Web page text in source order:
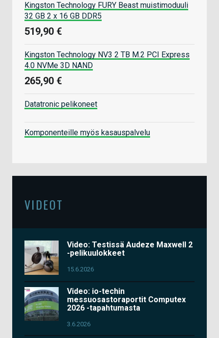
Kingston Technology FURY Beast muistimoduuli
32 GB 2 x 16 GB DDR5
519,90 €
Kingston Technology NV3 2 TB M.2 PCI Express
4.0 NVMe 3D NAND
265,90 €
Datatronic pelikoneet
Komponenteille myös kasauspalvelu
VIDEOT
Video: Testissä Audeze Maxwell 2
-pelikuulokkeet
15.6.2026
Video: io-techin
messuosastoraportit Computex
2026 -tapahtumasta
3.6.2026